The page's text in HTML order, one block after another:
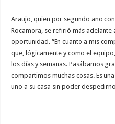
Araujo, quien por segundo año
Rocamora, se refirió más
oportunidad. “En cuanto a mis
que, lógicamente y como el
los días y semanas. Pasábamos
compartimos muchas cosas. Es
uno a su casa sin poder